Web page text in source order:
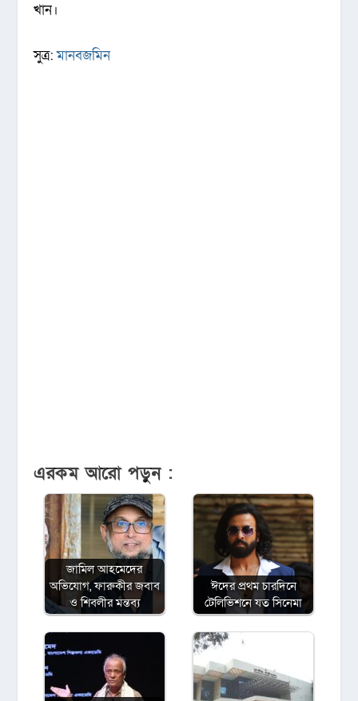
খান।
সুত্র:মানবজমিন
এরকম আরো পড়ুন :
জামিল আহমেদের
অভিযোগ, ফারুকীর জবাব
ও শিবলীর মন্তব্য
ঈদের প্রথম চারদিনে
টেলিভিশনে যত সিনেমা